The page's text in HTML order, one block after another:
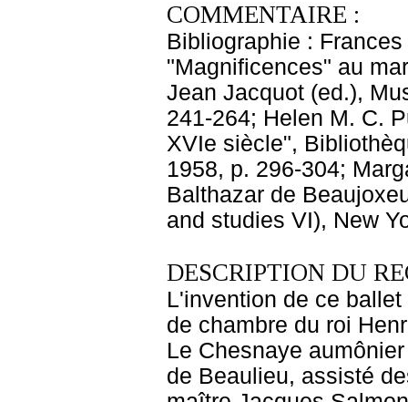
COMMENTAIRE :
Bibliographie :
"Magnificences" au
Jean Jacquot (ed.),
241-264; Helen M. C.
XVIe siècle",
1958, p. 296-304;
Balthazar de
and studies VI), New
DESCRIPTION DU
L'invention de ce
de chambre du roi
Le Chesnaye
de Beaulieu, assisté